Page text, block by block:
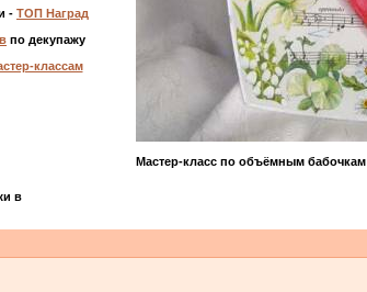
- ТОП Наград
по декупажу
классам
Мастер-класс по объёмным бабочкам
в